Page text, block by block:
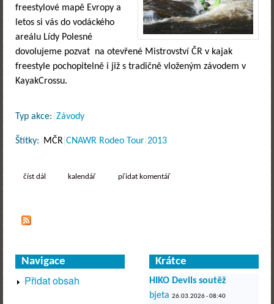
freestylové mapě Evropy a
letos si vás do vodáckého
areálu Lídy Polesné
dovolujeme pozvat na otevřené Mistrovství ČR v kajak
freestyle pochopitelně i již s tradičně vloženým závodem v
KayakCrossu.
Typ akce: Závody
Štítky: MČR CNAWR Rodeo Tour 2013
číst dál mčr - české vrbné cnawr rodeo tour 2013
kalendář přidat komentář
Navigace
Přidat obsah
Krátce
HIKO Devils soutěž
bjeta 26.03.2026 - 08:40